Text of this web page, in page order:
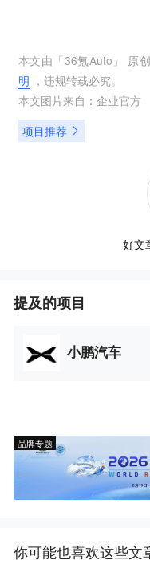
本文由「36氪Auto 」 原
明 ，违规转载必究。
本文图片来自： 企业官方
项目推荐
好文
提及的项目
小鹏汽车
品牌专题
你可能也喜欢这些文